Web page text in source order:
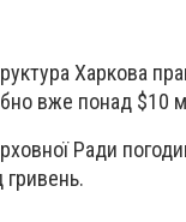
Харкова
вже понад $10
Ради
гривень.